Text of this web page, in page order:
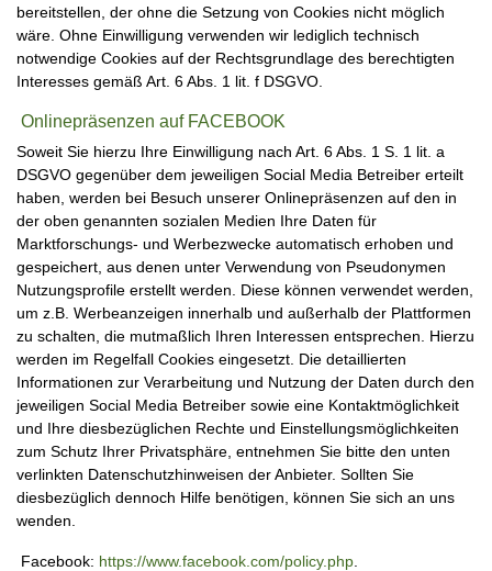
bereitstellen, der ohne die Setzung von Cookies nicht möglich
wäre. Ohne Einwilligung verwenden wir lediglich technisch
notwendige Cookies auf der Rechtsgrundlage des berechtigten
Interesses gemäß Art. 6 Abs. 1 lit. f DSGVO.
Onlinepräsenzen auf FACEBOOK
Soweit Sie hierzu Ihre Einwilligung nach Art. 6 Abs. 1 S. 1 lit. a
DSGVO gegenüber dem jeweiligen Social Media Betreiber erteilt
haben, werden bei Besuch unserer Onlinepräsenzen auf den in
der oben genannten sozialen Medien Ihre Daten für
Marktforschungs- und Werbezwecke automatisch erhoben und
gespeichert, aus denen unter Verwendung von Pseudonymen
Nutzungsprofile erstellt werden. Diese können verwendet werden,
um z.B. Werbeanzeigen innerhalb und außerhalb der Plattformen
zu schalten, die mutmaßlich Ihren Interessen entsprechen. Hierzu
werden im Regelfall Cookies eingesetzt. Die detaillierten
Informationen zur Verarbeitung und Nutzung der Daten durch den
jeweiligen Social Media Betreiber sowie eine Kontaktmöglichkeit
und Ihre diesbezüglichen Rechte und Einstellungsmöglichkeiten
zum Schutz Ihrer Privatsphäre, entnehmen Sie bitte den unten
verlinkten Datenschutzhinweisen der Anbieter. Sollten Sie
diesbezüglich dennoch Hilfe benötigen, können Sie sich an uns
wenden.
Facebook: https://www.facebook.com/policy.php